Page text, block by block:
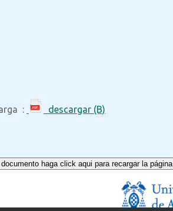
: descargar (B)
haga click aqui para recargar la página